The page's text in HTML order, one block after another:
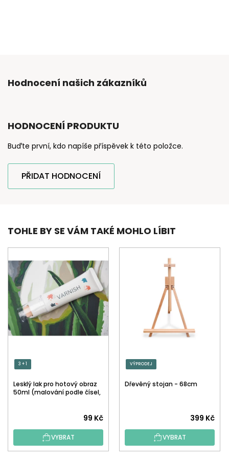
Hodnocení našich zákazníků
HODNOCENÍ PRODUKTU
Buďte první, kdo napíše příspěvek k této položce.
PŘIDAT HODNOCENÍ
TOHLE BY SE VÁM TAKÉ MOHLO LÍBIT
3 + 1
Lesklý lak pro hotový obraz
50ml (malování podle čísel,
hodnocení
produktu
je
99 Kč
VYBRAT
VÝPRODEJ
Dřevěný stojan - 68cm
399 Kč
VYBRAT